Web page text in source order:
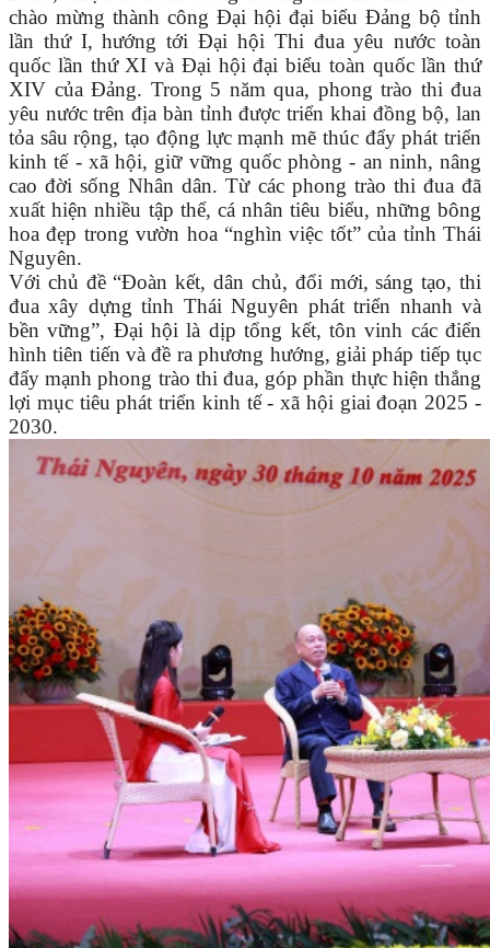
chào mừng thành công Đại hội đại biểu Đảng bộ tỉnh
lần thứ I, hướng tới Đại hội Thi đua yêu nước toàn
quốc lần thứ XI và Đại hội đại biểu toàn quốc lần thứ
XIV của Đảng. Trong 5 năm qua, phong trào thi đua
yêu nước trên địa bàn tỉnh được triển khai đồng bộ, lan
tỏa sâu rộng, tạo động lực mạnh mẽ thúc đẩy phát triển
kinh tế - xã hội, giữ vững quốc phòng - an ninh, nâng
cao đời sống Nhân dân. Từ các phong trào thi đua đã
xuất hiện nhiều tập thể, cá nhân tiêu biểu, những bông
hoa đẹp trong vườn hoa “nghìn việc tốt” của tỉnh Thái
Nguyên.
Với chủ đề “Đoàn kết, dân chủ, đổi mới, sáng tạo, thi
đua xây dựng tỉnh Thái Nguyên phát triển nhanh và
bền vững”, Đại hội là dịp tổng kết, tôn vinh các điển
hình tiên tiến và đề ra phương hướng, giải pháp tiếp tục
đẩy mạnh phong trào thi đua, góp phần thực hiện thắng
lợi mục tiêu phát triển kinh tế - xã hội giai đoạn 2025 -
2030.